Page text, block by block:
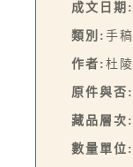
成文日期:
類別: 手稿
作者: 杜陵
原件與否:
藏品層次:
數量單位: